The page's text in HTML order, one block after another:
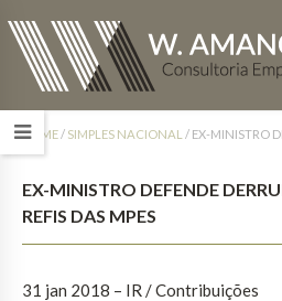
HOME/ SIMPLES NACIONAL / EX-MINISTRO
EX-MINISTRO DEFENDE
REFIS DAS MPES
31 jan 2018 – IR / Contribuições